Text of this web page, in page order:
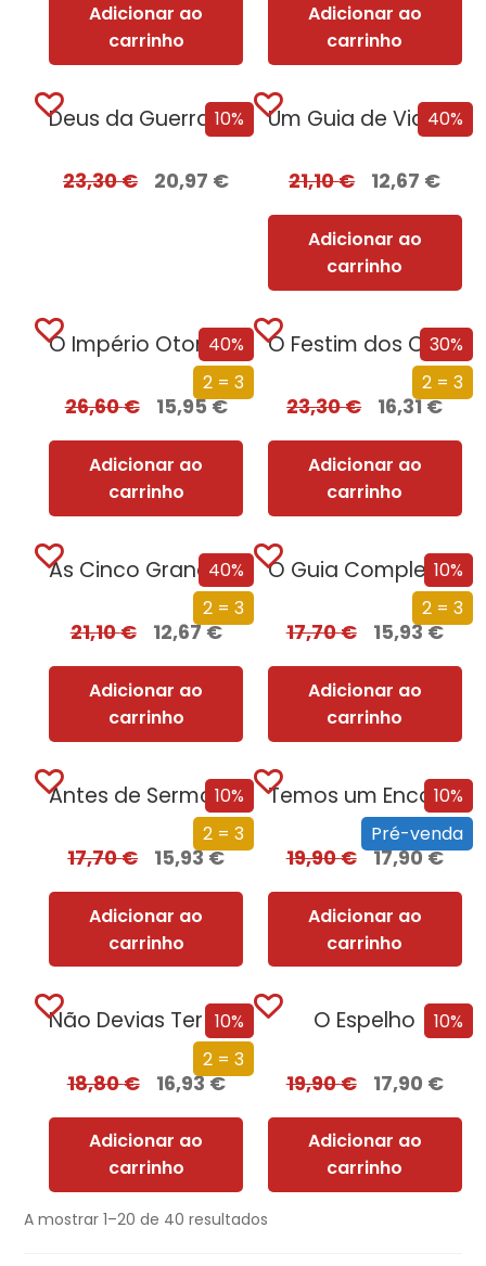
Adicionar ao
carrinho
Adicionar ao
carrinho
10%
Deus da Guerra Edição com EDGES
23,30€ 20,97 €
40%
Um Guia de Viagem Pela Idade Média
21,10€ 12,67 €
Adicionar ao
carrinho
40%
2 = 3
O Império Otomano e a Conquista da Europa
26,60€ 15,95€
Adicionar ao
carrinho
30%
2 = 3
O Festim dos Corvos (Edição especial limitada)
23,30€ 16,31€
Adicionar ao
carrinho
40%
2 = 3
As Cinco Grandes Revoluções da História de Portugal
21,10€ 12,67€
Adicionar ao
carrinho
10%
2 = 3
O Guia Completo sobre Absolutamente Tudo
17,70€ 15,93€
Adicionar ao
carrinho
10%
2 = 3
Antes de Sermos Vossos
17,70€ 15,93€
Adicionar ao
carrinho
10%
Pré-venda
Temos um Encontro (Outra Vez) – Edição com EDGES
19,90€ 17,90€
Adicionar ao
carrinho
10%
2 = 3
Não Devias Ter Vindo
18,80€ 16,93€
Adicionar ao
carrinho
10%
O Espelho
19,90€ 17,90 €
Adicionar ao
carrinho
A mostrar 1–20 de 40 resultados